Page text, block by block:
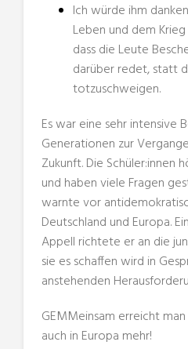
Ich würde ihm
Leben und dem
dass die Leute
darüber redet, statt
totzuschweigen.
Es war eine sehr intensive
Generationen zur
Zukunft. Die Schüler:innen
und haben viele Fragen
warnte vor
Deutschland und Europa.
Appell richtete er an die
sie es schaffen wird in
anstehenden
GEMMeinsam erreicht
auch in Europa mehr!